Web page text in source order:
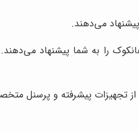
می‌دهند.
را به شما پیشنهاد
از تجهیزات پیشرفته و پرسنل